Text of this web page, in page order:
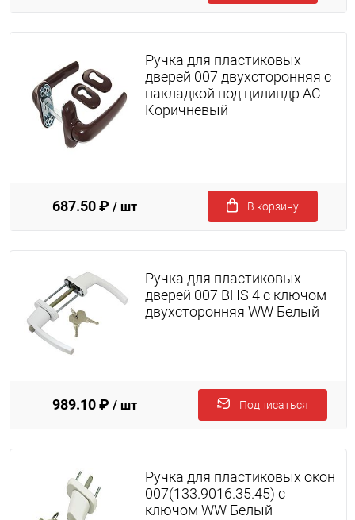
Ручка для пластиковых
дверей 007 двухсторонняя с
накладкой под цилиндр AC
Коричневый
687.50 ₽ / шт В корзину
Ручка для пластиковых
дверей 007 BHS 4 с ключом
двухсторонняя WW Белый
989.10 ₽ / шт Подписаться
Ручка для пластиковых окон
007(133.9016.35.45) с
ключом WW Белый